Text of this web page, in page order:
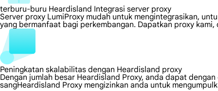
terburu-buru Heardisland Integrasi server proxy
Server proxy LumiProxy mudah untuk mengintegrasikan,
yang bermanfaat bagi perkembangan. Dapatkan proxy
Peningkatan skalabilitas dengan Heardisland proxy
Dengan jumlah besar Heardisland Proxy, anda dapat
sangHeardisland Proxy mengizinkan anda untuk